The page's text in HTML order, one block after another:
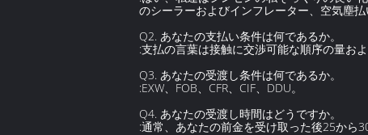
のシーラーおよびインフレーター、空気塵
Q2. あなたの支払い条件は何であるか。
:支払の言葉は接触に交渉可能な順序の量お
Q3. あなたの受渡し条件は何であるか。
:EXW、FOB、CFR、CIF、DDU。
Q4. あなたの受渡し時間はどうですか。
:通常、あなたの前金を受け取った後25から